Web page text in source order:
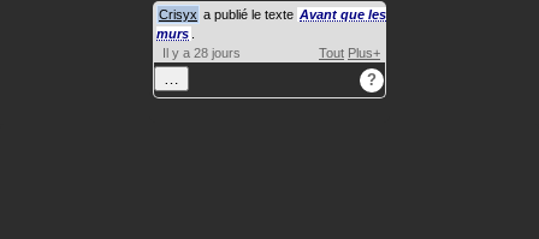
Crisyx a publié le texte Avant que les
murs
Il y a 28 jours
Tout Plus+
?